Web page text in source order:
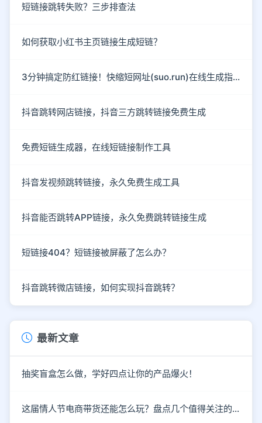
短链接跳转失败？三步排查法
如何获取小红书主页链接生成短链？
3分钟搞定防红链接！快缩短网址(suo.run)在线生成指南
抖音跳转网店链接，抖音三方跳转链接免费生成
免费短链生成器，在线短链接制作工具
抖音发视频跳转链接，永久免费生成工具
抖音能否跳转APP链接，永久免费跳转链接生成
短链接404？短链接被屏蔽了怎么办？
抖音跳转微店链接，如何实现抖音跳转？
最新文章
抽奖盲盒怎么做，学好四点让你的产品爆火！
这届情人节电商带货还能怎么玩？盘点几个值得关注的新趋势